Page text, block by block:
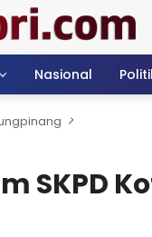
Nasional
SKPD